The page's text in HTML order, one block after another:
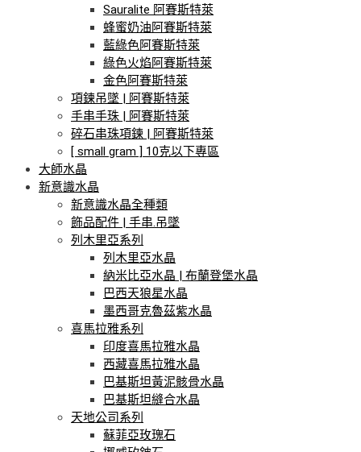
Sauralite 阿賽斯特萊
蜂蜜奶油阿賽斯特萊
藍綠色阿賽斯特萊
綠色火焰阿賽斯特萊
金色阿賽斯特萊
項鍊吊墜 | 阿賽斯特萊
手串手珠 | 阿賽斯特萊
碎石串珠項鍊 | 阿賽斯特萊
[ small gram ] 10克以下專區
大師水晶
新意識水晶
新意識水晶全種類
飾品配件 | 手串.吊墜
列木里亞系列
列木里亞水晶
納米比亞水晶 | 布蘭登堡水晶
巴西天狼星水晶
墨西哥克魯茲紫水晶
喜馬拉雅系列
印度喜馬拉雅水晶
西藏喜馬拉雅水晶
巴基斯坦黃泥骸骨水晶
巴基斯坦縫合水晶
天地公司系列
蘇菲亞玫瑰石